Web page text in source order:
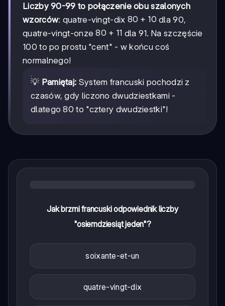
Liczby 90-99 to połączenie obu szalonych
wzorców: quatre-vingt-dix 80+10
80 + 10 dla 90,
quatre-vingt-onze80+11
80 + 11 dla 91. Na szczęście
100 to po prostu "cent" - w końcu coś
normalnego!
💡 Pamiętaj: System francuski pochodzi z
czasów, gdy liczono dwudziestkami -
dlatego 80 to "cztery dwudziestki"!
Jak brzmi francuski odpowiednik liczby
"osiemdziesiąt jeden"?
soixante-et-un
quatre-vingt-dix